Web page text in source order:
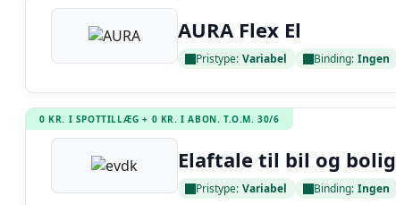
AURA Flex El
Pristype: Variabel Binding: Ingen
0 KR. I SPOTTILLÆG + 0 KR. I ABON. T.O.M. 30/6
Elaftale til bil og bolig
Pristype: Variabel Binding: Ingen